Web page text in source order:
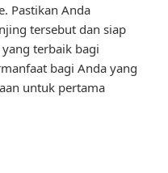
Pastikan Anda
tersebut dan siap
terbaik bagi
bagi Anda yang
untuk pertama